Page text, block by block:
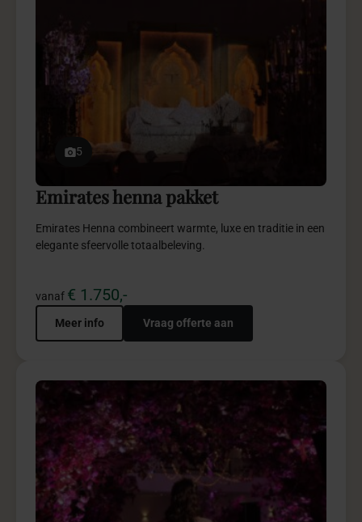
5
Emirates henna pakket
Emirates Henna combineert warmte, luxe en traditie in een
elegante sfeervolle totaalbeleving.
vanaf € 1.750,-
Meer info Vraag offerte aan